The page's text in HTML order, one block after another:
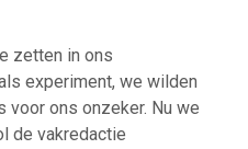
zetten in ons
experiment, we wilden
ons onzeker. Nu we
de vakredactie